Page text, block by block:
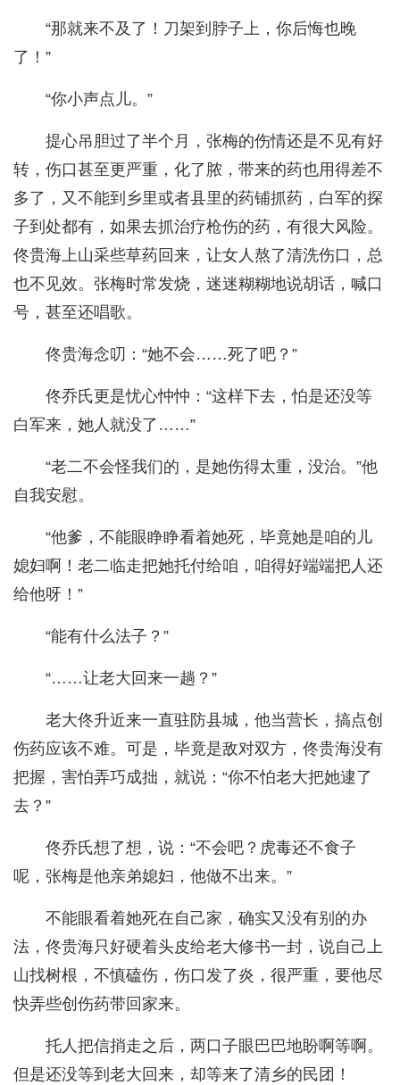
“那就来不及了！刀架到脖子上，你后悔也晚
了！”
“你小声点儿。”
提心吊胆过了半个月，张梅的伤情还是不见有好
转，伤口甚至更严重，化了脓，带来的药也用得差不
多了，又不能到乡里或者县里的药铺抓药，白军的探
子到处都有，如果去抓治疗枪伤的药，有很大风险。
佟贵海上山采些草药回来，让女人熬了清洗伤口，总
也不见效。张梅时常发烧，迷迷糊糊地说胡话，喊口
号，甚至还唱歌。
佟贵海念叨：“她不会……死了吧？”
佟乔氏更是忧心忡忡：“这样下去，怕是还没等
白军来，她人就没了……”
“老二不会怪我们的，是她伤得太重，没治。”他
自我安慰。
“他爹，不能眼睁睁看着她死，毕竟她是咱的儿
媳妇啊！老二临走把她托付给咱，咱得好端端把人还
给他呀！”
“能有什么法子？”
“……让老大回来一趟？”
老大佟升近来一直驻防县城，他当营长，搞点创
伤药应该不难。可是，毕竟是敌对双方，佟贵海没有
把握，害怕弄巧成拙，就说：“你不怕老大把她逮了
去？”
佟乔氏想了想，说：“不会吧？虎毒还不食子
呢，张梅是他亲弟媳妇，他做不出来。”
不能眼看着她死在自己家，确实又没有别的办
法，佟贵海只好硬着头皮给老大修书一封，说自己上
山找树根，不慎磕伤，伤口发了炎，很严重，要他尽
快弄些创伤药带回家来。
托人把信捎走之后，两口子眼巴巴地盼啊等啊。
但是还没等到老大回来，却等来了清乡的民团！